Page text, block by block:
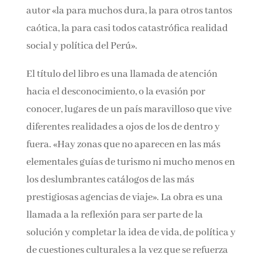
autor «la para muchos dura, la para otros tantos
caótica, la para casi todos catastrófica realidad
social y política del Perú».
El título del libro es una llamada de atención
hacia el desconocimiento, o la evasión por
conocer, lugares de un país maravilloso que vive
diferentes realidades a ojos de los de dentro y
fuera. «Hay zonas que no aparecen en las más
elementales guías de turismo ni mucho menos en
los deslumbrantes catálogos de las más
prestigiosas agencias de viaje». La obra es una
llamada a la reflexión para ser parte de la
solución y completar la idea de vida, de política y
de cuestiones culturales a la vez que se refuerza